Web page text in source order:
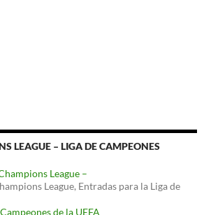
LEAGUE – LIGA DE CAMPEONES
League –
League, Entradas para la Liga de